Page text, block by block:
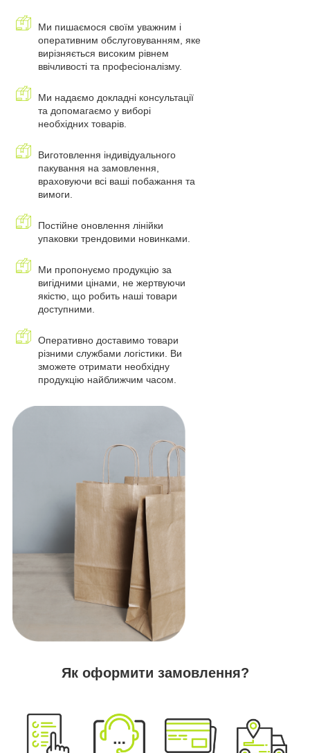
Ми пишаємося своїм уважним і
оперативним обслуговуванням, яке
вирізняється високим рівнем
ввічливості та професіоналізму.
Ми надаємо докладні консультації
та допомагаємо у виборі
необхідних товарів.
Виготовлення індивідуального
пакування на замовлення,
враховуючи всі ваші побажання та
вимоги.
Постійне оновлення лінійки
упаковки трендовими новинками.
Ми пропонуємо продукцію за
вигідними цінами, не жертвуючи
якістю, що робить наші товари
доступними.
Оперативно доставимо товари
різними службами логістики. Ви
зможете отримати необхідну
продукцію найближчим часом.
Як оформити замовлення?